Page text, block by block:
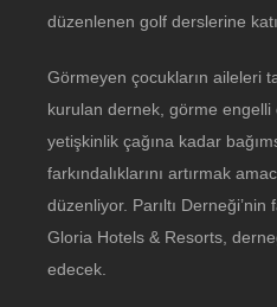
düzenlenen golf derslerine
Görmeyen çocukların aileleri
kurulan dernek, görme engelli
yetişkinlik çağına kadar
farkındalıklarını artırmak
düzenliyor. Parıltı
Gloria Hotels & Resorts,
edecek.